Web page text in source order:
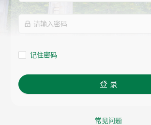
记住密码
登 录
常见问题